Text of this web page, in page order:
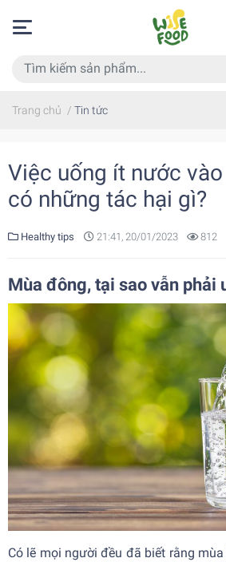
Trang chủ / Tin tức
Việc uống ít nước
có những tác hại gì?
Healthy tips 21:41, 20/01/2023 812
Mùa đông, tại sao vẫn phải
Có lẽ mọi người đều đã biết rằng